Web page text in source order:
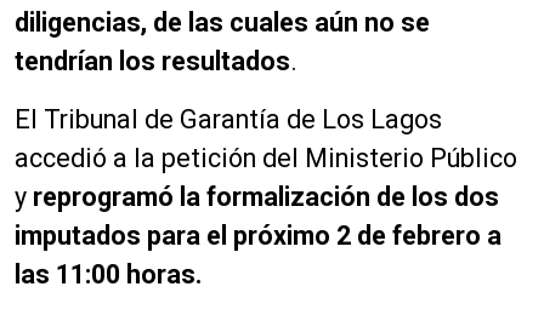
diligencias, de las cuales aún no se
tendrían los resultados.
El Tribunal de Garantía de Los Lagos
accedió a la petición del Ministerio Público
y reprogramó la formalización de los dos
imputados para el próximo 2 de febrero a
las 11:00 horas.